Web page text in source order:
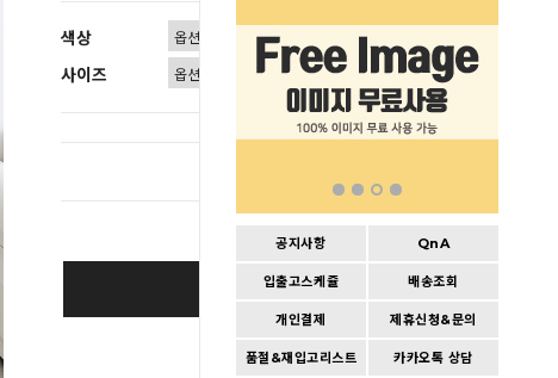
공지사항 QnA
입출고스케쥴 배송조회
개인결제 제휴신청&문의
품절&재입고리스트 카카오톡 상담
색상
사이즈
BUY IT NOW
Cart | Wishlist